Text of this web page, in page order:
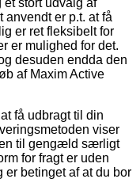
anvendt er p.t. at få
er ret fleksibelt for
er mulighed for det.
desuden endda den
af Maxim Active
få udbragt til din
viser
til gengæld særligt
for fragt er uden
er betinget af at du bor